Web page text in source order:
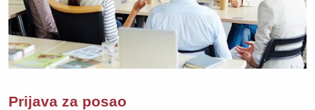
Prijava za posao